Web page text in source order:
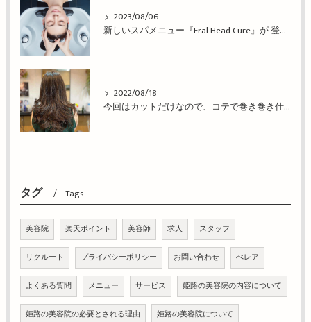
2023/08/06
新しいスパメニュー『Eral Head Cure』が 登場！姫路市の美容院BEREA(ベレア)はお客様のキレイを叶える美容室／ヘアサロン
2022/08/18
今回はカットだけなので、コテで巻き巻き仕上げ！姫路市の美容院BEREA(ベレア)はお客様のキレイを叶える美容室／ヘアサロン
タグ Tags
美容院 楽天ポイント 美容師 求人 スタッフ
リクルート プライバシーポリシー お問い合わせ べレア
よくある質問 メニュー サービス 姫路の美容院の内容について
姫路の美容院の必要とされる理由 姫路の美容院について